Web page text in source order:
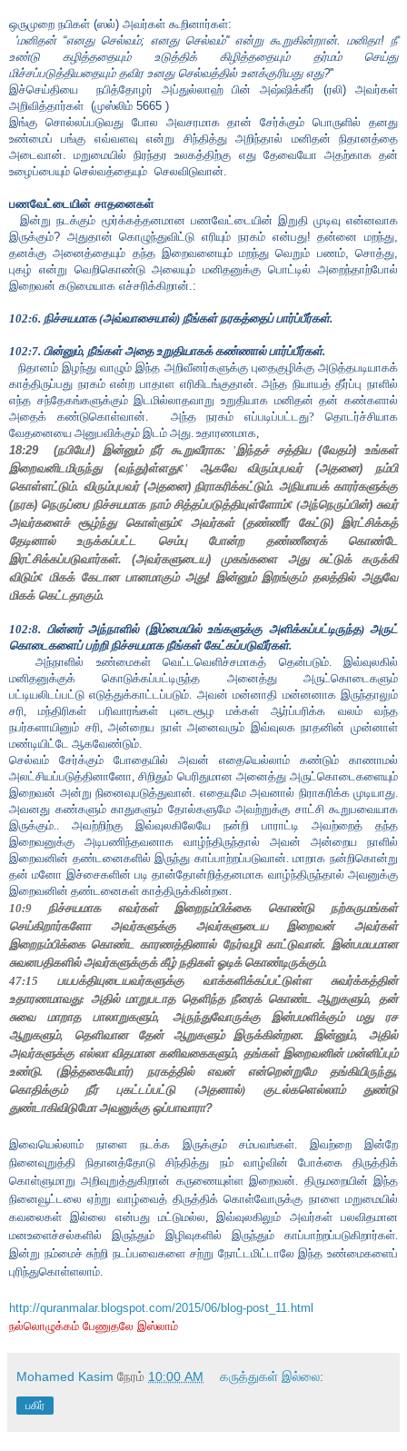
ஒருமுறை நபிகள் (ஸல்) அவர்கள் கூறினார்கள்:
'மனிதன் “எனது செல்வம்; எனது செல்வம்'' என்று கூறுகின்றான். மனிதா! நீ
உண்டு கழித்ததையும் உடுத்திக் கிழித்ததையும் தர்மம் செய்து
மிச்சப்படுத்தியதையும் தவிர உனது செல்வத்தில் உனக்குரியது எது?''
இச்செய்தியை
நபித்தோழர் அப்துல்லாஹ் பின் அஷ்ஷிக்கீர் (ரலி) அவர்கள்
அறிவித்தார்கள் (முஸ்லிம் 5665 )
இங்கு சொல்லப்படுவது போல அவசரமாக தான் சேர்க்கும் பொருளில் தனது
உண்மைப் பங்கு எவ்வளவு என்று சிந்தித்து அறிந்தால் மனிதன் நிதானத்தை
அடைவான். மறுமையில் நிரந்தர உலகத்திற்கு எது தேவையோ அதற்காக தன்
உழைப்பையும் செல்வத்தையும் செலவிடுவான்.
பணவேட்டையின் சாதனைகள்
இன்று நடக்கும் மூர்க்கத்தனமான பணவேட்டையின் இறுதி முடிவு என்னவாக
இருக்கும்? அதுதான் கொழுந்துவிட்டு எரியும் நரகம் என்பது! தன்னை மறந்து
தனக்கு அனைத்தையும் தந்த இறைவனையும் மறந்து வெறும் பணம்,சொத்து
புகழ் என்று வெறிகொண்டு அலையும் மனிதனுக்கு பொட்டில் அறைந்தாற்போல்
இறைவன் கடுமையாக எச்சரிக்கிறான்.:
102:6. நிச்சயமாக (அவ்வாசையால்) நீங்கள் நரகத்தைப் பார்ப்பீர்கள்.
102:7. பின்னும், நீங்கள் அதை உறுதியாகக் கண்ணால் பார்ப்பீர்கள்.
நிதானம் இழந்து வாழும் இந்த அறிவீனர்களுக்கு புதைகுழிக்கு அடுத்தபடியாகக்
காத்திருப்பது நரகம் என்ற பாதாள எரிகிடங்குதான். அந்த நியாயத் தீர்ப்பு நாளில்
எந்த சந்தேகங்களுக்கும் இடமில்லாதவாறு உறுதியாக மனிதன் தன் கண்களால்
அதைக் கண்டுகொள்வான்.
அந்த நரகம் எப்படிப்பட்டது? தொடர்ச்சியாக
வேதனையை அனுபவிக்கும் இடம் அது. உதாரணமாக,
18:29 (நபியே!) இன்னும் நீர் கூறுவீராக: 'இந்தச் சத்திய (வேதம்) உங்கள்
இறைவனிடமிருந்து (வந்து)ள்ளது¢' ஆகவே
விரும்புபவர் (அதனை) நம்பி
கொள்ளட்டும். விரும்புபவர் (அதனை) நிராகரிக்கட்டும். அநியாயக் காரர்களுக்கு
(நரக) நெருப்பை நிச்சயமாக நாம் சித்தப்படுத்தியுள்ளோம்¢ (அந்நெருப்பின்) சுவர்
அவர்களைச் சூழ்ந்து கொள்ளும்¢அவர்கள் (தண்ணீர் கேட்டு) இரட்சிக்கத்
தேடினால் உருக்கப்பட்ட செம்பு போன்ற தண்ணீரைக் கொண்டே
இரட்சிக்கப்படுவார்கள். (அவர்களுடைய) முகங்களை அது சுட்டுக் கருக்கி
விடும்¢ மிகக் கேடான பானமாகும் அது! இன்னும் இறங்கும் தலத்தில் அதுவே
மிகக் கெட்டதாகும்.
102:8. பின்னர் அந்நாளில் (இம்மையில் உங்களுக்கு அளிக்கப்பட்டிருந்த) அருட்
கொடைகளைப் பற்றி நிச்சயமாக நீங்கள் கேட்கப்படுவீர்கள்.
அந்நாளில் உண்மைகள் வெட்டவெளிச்சமாகத் தென்படும். இவ்வுலகில்
மனிதனுக்குக் கொடுக்கப்பட்டிருந்த அனைத்து அருட்கொடைகளும்
பட்டியலிடப்பட்டு எடுத்துக்காட்டப்படும். அவன் மன்னாதி மன்னனாக இருந்தாலும்
சரி, மந்திரிகள் பரிவாரங்கள் புடைசூழ மக்கள் ஆர்ப்பரிக்க வலம் வந்த
நபர்களாயினும் சரி, அன்றைய நாள் அனைவரும் இவ்வுலக நாதனின் முன்னாள்
மண்டியிட்டே ஆகவேண்டும்.
செல்வம் சேர்க்கும் போதையில் அவன் எதையெல்லாம் கண்டும் காணாமல்
அலட்சியப்படுத்தினானோ ,சிறிதும் பெரிதுமான அனைத்து அருட்கொடைகளையும்
இறைவன் அன்று நினைவுபடுத்துவான். எதையுமே அவனால் நிராகரிக்க முடியாது.
அவனது கண்களும் காதுகளும் தோல்களுமே அவற்றுக்கு சாட்சி கூறுபவையாக
இருக்கும்.. அவற்றிற்கு இவ்வுலகிலேயே நன்றி பாராட்டி அவற்றைத் தந்த
இறைவனுக்கு அடிபணிந்தவனாக வாழ்ந்திருந்தால் அவன் அன்றைய நாளில்
இறைவனின் தண்டனைகளில் இருந்து காப்பாற்றப்படுவான். மாறாக நன்றிகொன்று
தன் மனோ இச்சைகளின் படி தான்தோன்றித்தனமாக வாழ்ந்திருந்தால் அவனுக்கு
இறைவனின் தண்டனைகள் காத்திருக்கின்றன.
10:9 நிச்சயமாக எவர்கள் இறைநம்பிக்கை கொண்டு நற்கருமங்கள்
செய்கிறார்களோ அவர்களுக்கு அவர்களுடைய இறைவன் அவர்கள்
இறைநம்பிக்கை கொண்ட காரணத்தினால் நேர்வழி காட்டுவான். இன்பமயமான
சுவனபதிகளில் அவர்களுக்குக் கீழ் நதிகள் ஓடிக் கொண்டிருக்கும்.
47:15 பயபக்தியுடையவர்களுக்கு வாக்களிக்கப்பட்டுள்ள சுவர்க்கத்தின்
உதாரணமாவது: அதில் மாறுபடாத தெளிந்த நீரைக் கொண்ட ஆறுகளும்,தன்
சுவை மாறாத பாலாறுகளும், அருந்துவோருக்கு இன்பமளிக்கும் மது ரச
ஆறுகளும், தெளிவான தேன் ஆறுகளும் இருக்கின்றன. இன்னும்,அதில்
அவர்களுக்கு எல்லா விதமான கனிவகைகளும், தங்கள் இறைவனின் மன்னிப்பும்
உண்டு. (இத்தகையோர்) நரகத்தில் எவன் என்றென்றுமே தங்கியிருந்து,
கொதிக்கும் நீர் புகட்டப்பட்டு (அதனால்) குடல்களெல்லாம் துண்டு
துண்டாகிவிடுமோ அவனுக்கு ஒப்பாவாரா?
இவையெல்லாம் நாளை நடக்க இருக்கும் சம்பவங்கள். இவற்றை இன்றே
நினைவுறுத்தி நிதானத்தோடு சிந்தித்து நம் வாழ்வின் போக்கை திருத்திக்
கொள்ளுமாறு அறிவுறுத்துகிறான் கருணையுள்ள இறைவன்.
திருமறையின் இந்த
நினைவூட்டலை ஏற்று வாழ்வைத் திருத்திக் கொள்வோருக்கு நாளை மறுமையில்
கவலைகள் இல்லை என்பது மட்டுமல்ல ,இவ்வுலகிலும் அவர்கள் பலவிதமான
மனஉளைச்சல்களில் இருந்தும் இழிவுகளில் இருந்தும் காப்பாற்றப்படுகிறார்கள்.
இன்று நம்மைச் சுற்றி நடப்பவைகளை சற்று நோட்டமிட்டாலே இந்த உண்மைகளைப்
புரிந்துகொள்ளலாம்.
http://quranmalar.blogspot.com/2015/06/blog-post_11.html
நல்லொழுக்கம் பேணுதலே இஸ்லாம்
Mohamed Kasim நேரம் 10:00 AM கருத்துகள் இல்லை:
பகிர்